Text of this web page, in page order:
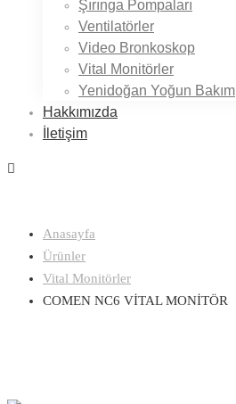
Şırınga Pompaları
Ventilatörler
Video Bronkoskop
Vital Monitörler
Yenidoğan Yoğun Bakım
Hakkımızda
İletişim
Anasayfa
Ürünler
Vital Monitörler
COMEN NC6 VİTAL MONİTÖR